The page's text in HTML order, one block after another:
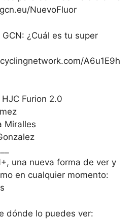
NuevoFluor
¿Cuál es tu super
A6u1E9h
Furion 2.0
Miralles
una nueva forma de ver y
en cualquier momento:
dónde lo puedes ver: